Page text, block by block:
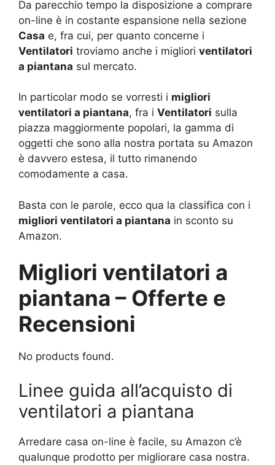
Da parecchio tempo la disposizione a comprare
on-line è in costante espansione nella sezione
Casa e, fra cui, per quanto concerne i
Ventilatori troviamo anche i migliori ventilatori
a piantana sul mercato.
In particolar modo se vorresti i migliori
ventilatori a piantana, fra i Ventilatori sulla
piazza maggiormente popolari, la gamma di
oggetti che sono alla nostra portata su Amazon
è davvero estesa, il tutto rimanendo
comodamente a casa.
Basta con le parole, ecco qua la classifica con i
migliori ventilatori a piantana in sconto su
Amazon.
Migliori ventilatori a
piantana – Offerte e
Recensioni
No products found.
Linee guida all’acquisto di
ventilatori a piantana
Arredare casa on-line è facile, su Amazon c’è
qualunque prodotto per migliorare casa nostra.